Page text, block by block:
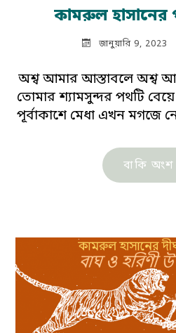
কামরুল হাসানের
জানুয়ারি 9, 2023
অশ্ব আমার আস্তাবলে অশ্ব
তোমার শ্যামসুন্দর পথটি
পূর্বাকাশে মেধা এখন মগজে
বাকি অংশ